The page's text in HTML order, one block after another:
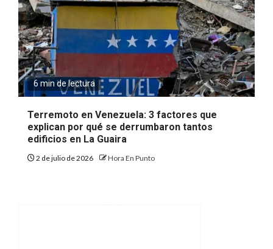
6 min de lectura
Terremoto en Venezuela: 3 factores que
explican por qué se derrumbaron tantos
edificios en La Guaira
2 de julio de 2026 Hora En Punto